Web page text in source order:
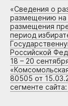
«Сведения о
размещению на
размещения
период
Российской
18 – 20
80505 от
сегменте